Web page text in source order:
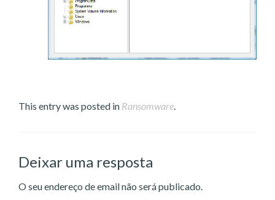
This entry was posted in Ransomware
Deixar uma resposta
O seu endereço de email não será publicado.